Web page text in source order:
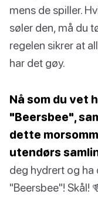
mens de spiller.
søler den, må du
regelen sikrer at
har det gøy.
Nå som du vet
"Beersbee",
dette
utendørs
deg hydrert og
"Beersbee"! Skål!